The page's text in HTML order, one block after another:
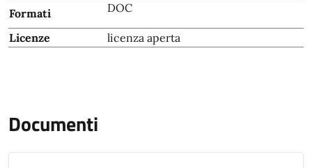
Formati
DOC
Licenze licenza aperta
Documenti